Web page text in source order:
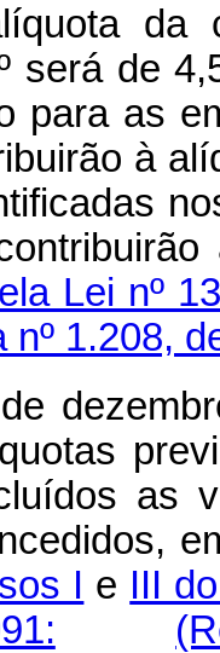
da
será de
para as
à
Lei nº
1.208,
as
I e III